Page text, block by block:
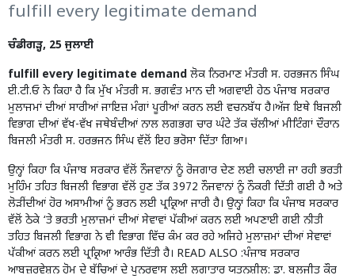
fulfill every legitimate demand
ਚੰਡੀਗੜ੍ਹ, 25 ਜੁਲਾਈ
fulfill every legitimate demand ਲੋਕ ਨਿਰਮਾਣ ਮੰਤਰੀ ਸ. ਹਰਭਜਨ ਸਿੰਘ
ਈ.ਟੀ.ਓ ਨੇ ਕਿਹਾ ਹੈ ਕਿ ਮੁੱਖ ਮੰਤਰੀ ਸ. ਭਗਵੰਤ ਮਾਨ ਦੀ ਅਗਵਾਈ ਹੇਠ ਪੰਜਾਬ ਸਰਕਾਰ
ਮੁਲਾਜਮਾਂ ਦੀਆਂ ਸਾਰੀਆਂ ਜਾਇਜ਼ ਮੰਗਾਂ ਪੂਰੀਆਂ ਕਰਨ ਲਈ ਵਚਨਬੱਧ ਹੈ।ਅੱਜ ਇਥੇ ਬਿਜਲੀ
ਵਿਭਾਗ ਦੀਆਂ ਵੱਖ-ਵੱਖ ਜਥੇਬੰਦੀਆਂ ਨਾਲ ਲਗਭਗ ਚਾਰ ਘੰਟੇ ਤੱਕ ਚੱਲੀਆਂ ਮੀਟਿੰਗਾਂ ਦੌਰਾਨ
ਬਿਜਲੀ ਮੰਤਰੀ ਸ. ਹਰਭਜਨ ਸਿੰਘ ਵੱਲੋਂ ਇਹ ਭਰੋਸਾ ਦਿੱਤਾ ਗਿਆ।
ਉਨ੍ਹਾਂ ਕਿਹਾ ਕਿ ਪੰਜਾਬ ਸਰਕਾਰ ਵੱਲੋਂ ਨੌਜਵਾਨਾਂ ਨੂੰ ਰੋਜਗਾਰ ਦੇਣ ਲਈ ਚਲਾਈ ਜਾ ਰਹੀ ਭਰਤੀ
ਮੁਹਿੰਮ ਤਹਿਤ ਬਿਜਲੀ ਵਿਭਾਗ ਵੱਲੋਂ ਹੁਣ ਤੱਕ 3972 ਨੌਜਵਾਨਾਂ ਨੂੰ ਨੌਕਰੀ ਦਿੱਤੀ ਗਈ ਹੈ ਅਤੇ
ਲੋੜੀਂਦੀਆਂ ਹੋਰ ਅਸਾਮੀਆਂ ਨੂੰ ਭਰਨ ਲਈ ਪ੍ਰਕ੍ਰਿਆ ਜਾਰੀ ਹੈ। ਉਨ੍ਹਾਂ ਕਿਹਾ ਕਿ ਪੰਜਾਬ ਸਰਕਾਰ
ਵੱਲੋਂ ਠੇਕੇ ‘ਤੇ ਭਰਤੀ ਮੁਲਾਜ਼ਮਾਂ ਦੀਆਂ ਸੇਵਾਵਾਂ ਪੱਕੀਆਂ ਕਰਨ ਲਈ ਅਪਣਾਈ ਗਈ ਨੀਤੀ
ਤਹਿਤ ਬਿਜਲੀ ਵਿਭਾਗ ਨੇ ਵੀ ਵਿਭਾਗ ਵਿੱਚ ਕੰਮ ਕਰ ਰਹੇ ਅਜਿਹੇ ਮੁਲਾਜ਼ਮਾਂ ਦੀਆਂ ਸੇਵਾਵਾਂ
ਪੱਕੀਆਂ ਕਰਨ ਲਈ ਪ੍ਰਕ੍ਰਿਆ ਆਰੰਭ ਦਿੱਤੀ ਹੈ। READ ALSO :ਪੰਜਾਬ ਸਰਕਾਰ
ਆਬਜ਼ਰਵੇਸ਼ਨ ਹੋਮ ਦੇ ਬੱਚਿਆਂ ਦੇ ਪੁਨਰਵਾਸ ਲਈ ਲਗਾਤਾਰ ਯਤਨਸ਼ੀਲ: ਡਾ. ਬਲਜੀਤ ਕੌਰ